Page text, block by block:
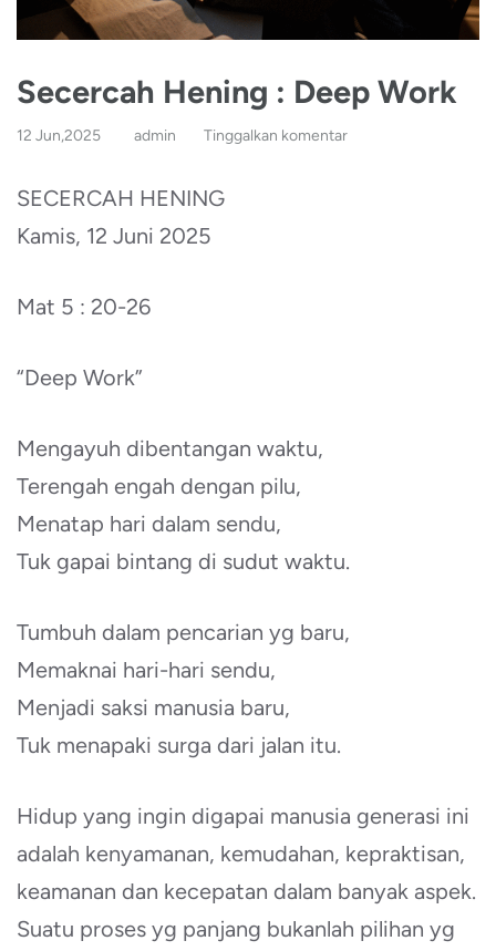
Secercah Hening : Deep Work
12 Jun,2025 admin Tinggalkan komentar
SECERCAH HENING
Kamis, 12 Juni 2025
Mat 5 : 20-26
“Deep Work”
Mengayuh dibentangan waktu,
Terengah engah dengan pilu,
Menatap hari dalam sendu,
Tuk gapai bintang di sudut waktu.
Tumbuh dalam pencarian yg baru,
Memaknai hari-hari sendu,
Menjadi saksi manusia baru,
Tuk menapaki surga dari jalan itu.
Hidup yang ingin digapai manusia generasi ini
adalah kenyamanan, kemudahan, kepraktisan,
keamanan dan kecepatan dalam banyak aspek.
Suatu proses yg panjang bukanlah pilihan yg